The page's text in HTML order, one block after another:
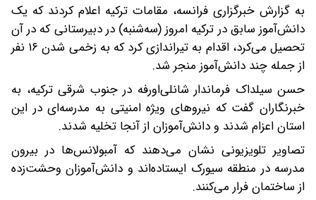
به گزارش خبرگزاری فرانسه، مقامات ترکیه اعلام کردند که یک
دانش‌آموز سابق در ترکیه امروز (سه‌شنبه) در دبیرستانی که در آن
تحصیل می‌کرد، اقدام به تیراندازی کرد که به زخمی شدن ۱۶ نفر
از جمله چند دانش‌آموز منجر شد.
حسن سیلداک فرماندار شانلی‌اورفه در جنوب شرقی ترکیه، به
خبرنگاران گفت که نیروهای ویژه امنیتی به مدرسه‌ای در این
استان اعزام شدند و دانش‌آموزان از آنجا تخلیه شدند.
تصاویر تلویزیونی نشان می‌دهند که آمبولانس‌ها در بیرون
مدرسه در منطقه سیورک ایستاده‌اند و دانش‌آموزان وحشت‌زده
از ساختمان فرار می‌کنند.